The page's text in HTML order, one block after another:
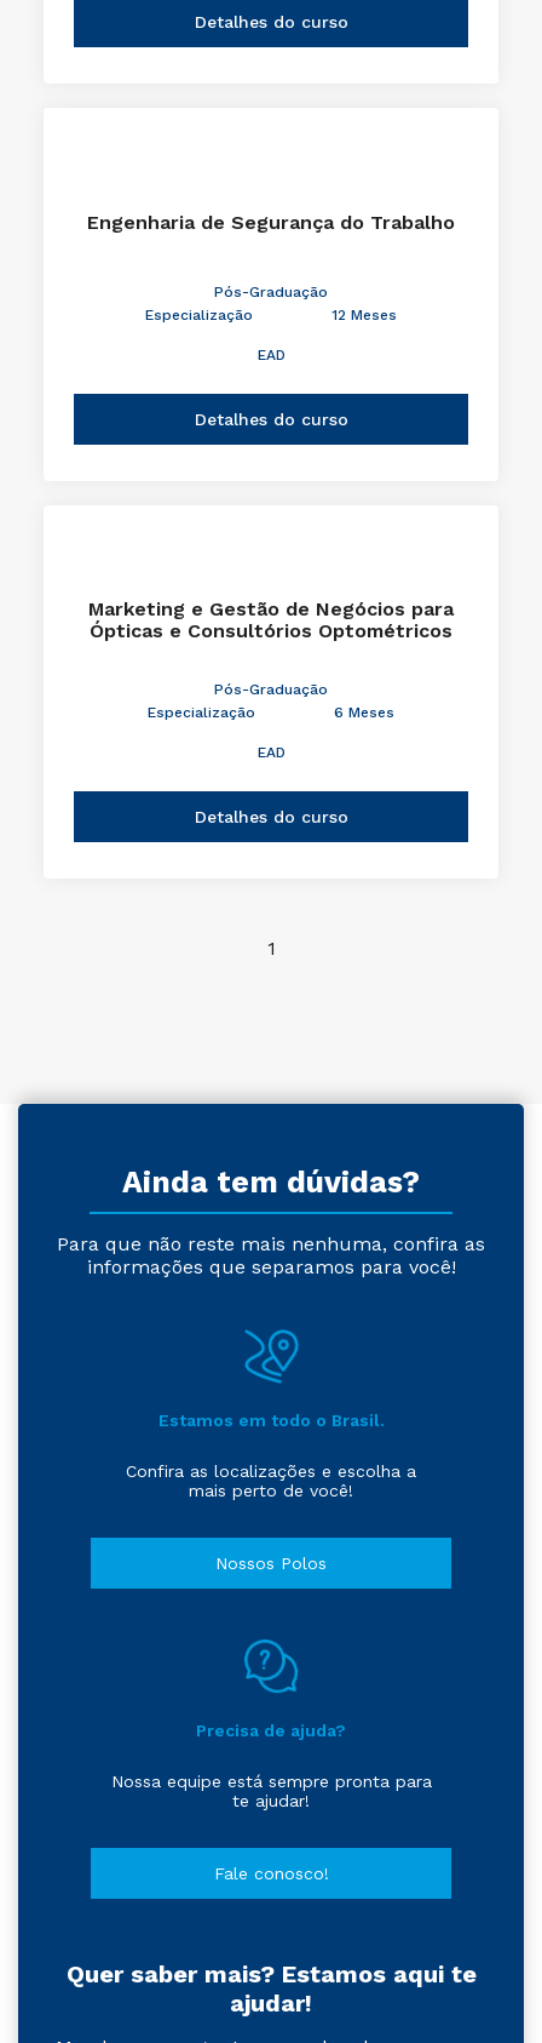
Detalhes do curso
Engenharia de Segurança do Trabalho
Pós-Graduação
Especialização
12 Meses
EAD
Detalhes do curso
Marketing e Gestão de Negócios para
Ópticas e Consultórios Optométricos
Pós-Graduação
Especialização
6 Meses
EAD
Detalhes do curso
1
Ainda tem dúvidas?
Para que não reste mais nenhuma, confira as
informações que separamos para você!
Estamos em todo o Brasil.
Confira as localizações e escolha a
mais perto de você!
Nossos Polos
Precisa de ajuda?
Nossa equipe está sempre pronta para
te ajudar!
Fale conosco!
Quer saber mais? Estamos aqui te
ajudar!